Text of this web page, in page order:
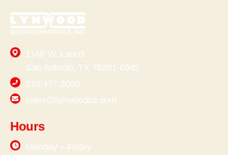
1146 W. Laurel
San Antonio, TX 78201-6942
210.477.3000
sales@lynwoodsa.com
Hours
Monday – Friday